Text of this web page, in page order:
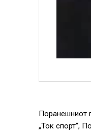
Поранешниот
„Ток спорт“,